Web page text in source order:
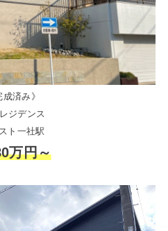
成済み》
ジデンス
ト一社駅
万円～